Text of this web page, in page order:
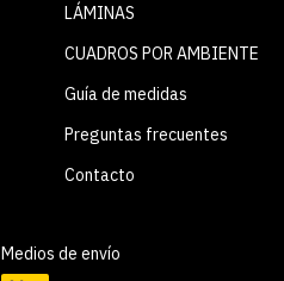
LÁMINAS
CUADROS POR AMBIENTE
Guía de medidas
Preguntas frecuentes
Contacto
Medios de envío